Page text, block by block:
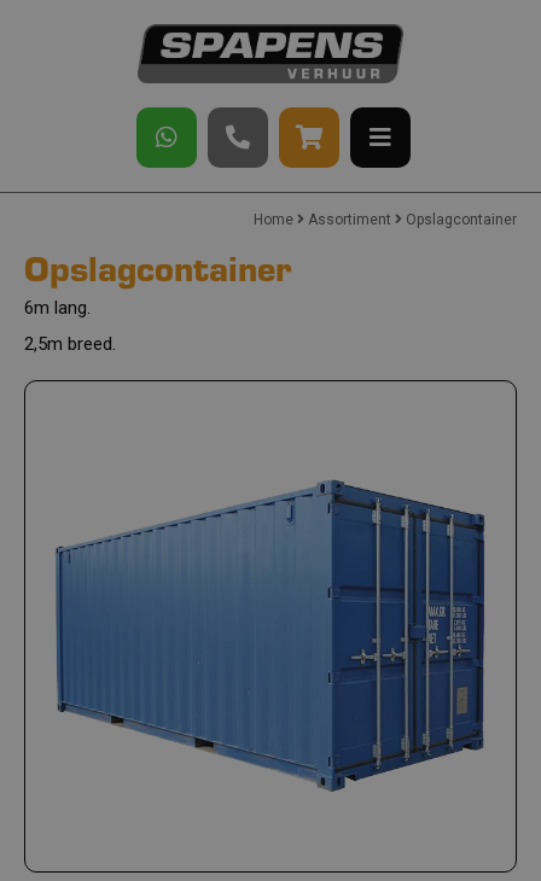
Home Assortiment Opslagcontainer
Opslagcontainer
6m lang.
2,5m breed.